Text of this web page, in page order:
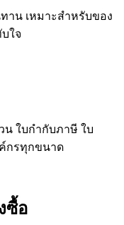
น เหมาะสำหรับของ
ใจ
น ใบกำกับภาษี ใบ
กรทุกขนาด
ซื้อ